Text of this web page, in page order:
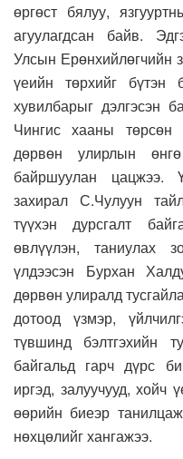
өргөст бялуу,
агуулагдсан байв.
Улсын Ерөнхийлөгчийн
үеийн төрхийг бүтэн
хувилбарыг дэлгэсэн
Чингис хааны
дөрвөн улирлын
байршуулан цацжээ.
захирал С.Чулуун
түүхэн дурсгалт
өвлүүлэн, таниулах
үлдээсэн Бурхан
дөрвөн улиралд
дотоод үзмэр,
түвшинд бэлтгэхийн
байгальд гарч дүрс
иргэд, залуучууд, хойч
өөрийн биеэр
нөхцөлийг хангажээ.